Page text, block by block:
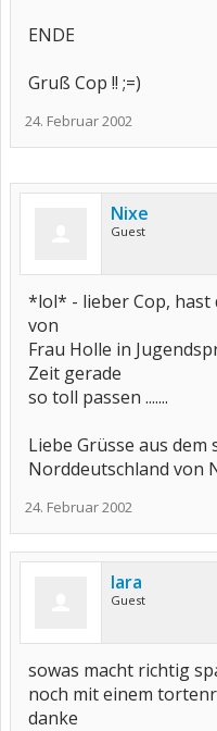
ENDE
Gruß Cop !! ;=)
24. Februar 2002
Nixe
Guest
*lol* - lieber Cop, hast
von
Frau Holle in
Zeit gerade
so toll passen .......
Liebe Grüsse aus dem
Norddeutschland von
24. Februar 2002
lara
Guest
sowas macht richtig
noch mit einem
danke